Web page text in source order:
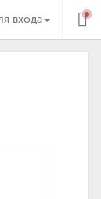
входа